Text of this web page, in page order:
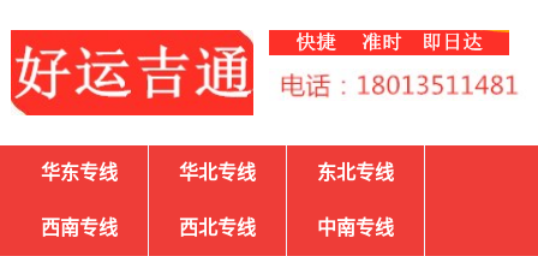
华东专线 华北专线 东北专线
西南专线 西北专线 中南专线